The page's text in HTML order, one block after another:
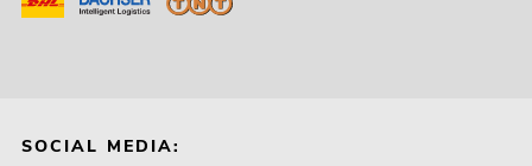
SOCIAL MEDIA: